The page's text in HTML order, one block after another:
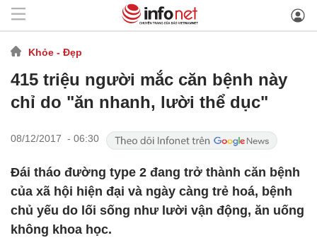
Khỏe - Đẹp
415 triệu người mắc căn bệnh này
chỉ do "ăn nhanh, lười thể dục"
08/12/2017 - 06:30
Đái tháo đường type 2 đang trở thành căn bệnh
của xã hội hiện đại và ngày càng trẻ hoá, bệnh
chủ yếu do lối sống như lười vận động, ăn uống
không khoa học.